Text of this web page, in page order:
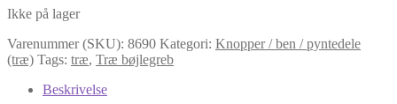
Ikke på lager
Varenummer (SKU): 8690 Kategori: Knopper / ben / pyntedele
(træ) Tags: træ, Træ bøjlegreb
Beskrivelse